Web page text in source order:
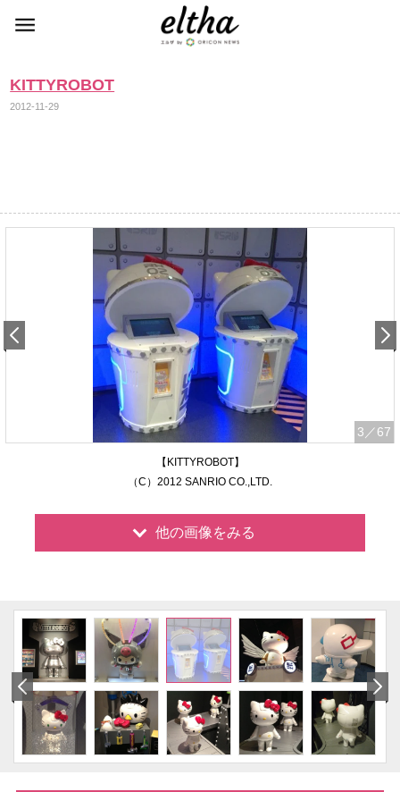
KITTYROBOT
2012-11-29
3 ／67
【KITTYROBOT】
（C）2012 SANRIO CO.,LTD.
他の画像をみる